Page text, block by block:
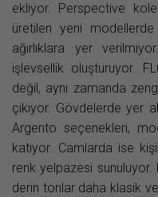
ekliyor. Perspective
üretilen yeni
ağırlıklara yer
işlevsellik oluşturuyor.
değil, aynı zamanda
çıkıyor. Gövdelerde yer
Argento seçenekleri,
katıyor. Camlarda ise
renk yelpazesi
derin tonlar daha klasik